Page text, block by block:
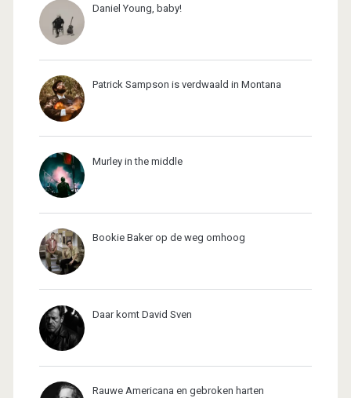
Daniel Young, baby!
Patrick Sampson is verdwaald in Montana
Murley in the middle
Bookie Baker op de weg omhoog
Daar komt David Sven
Rauwe Americana en gebroken harten